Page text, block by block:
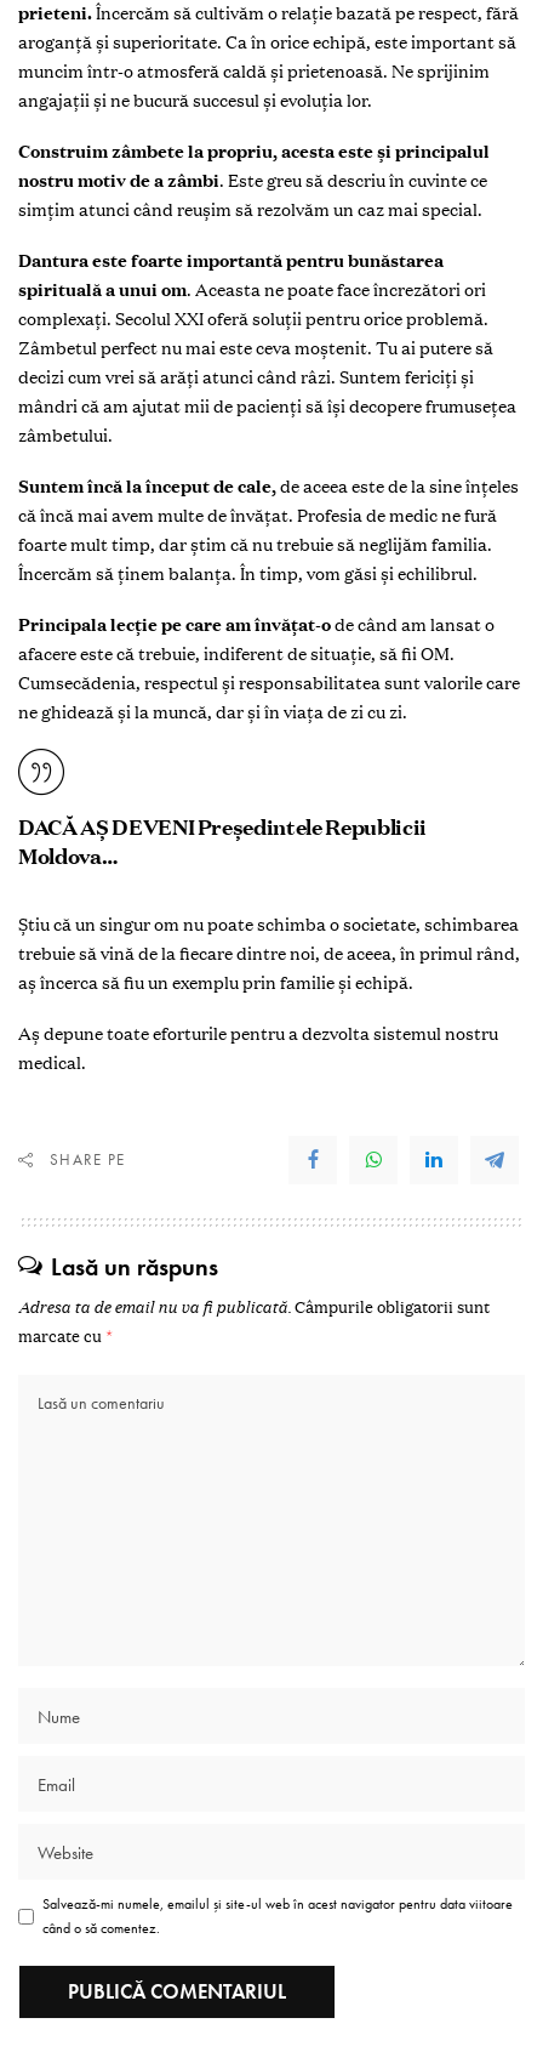
prieteni.Încercăm să cultivăm o relație bazată pe respect, fără
aroganță și superioritate. Ca în orice echipă, este important să
muncim într-o atmosferă caldă și prietenoasă. Ne sprijinim
angajații și ne bucură succesul și evoluția lor.
Construim zâmbete la propriu, acesta este și principalul
nostru motiv de a zâmbi. Este greu să descriu în cuvinte ce
simțim atunci când reușim să rezolvăm un caz mai special.
Dantura este foarte importantă pentru bunăstarea
spirituală a unui om. Aceasta ne poate face încrezători ori
complexați. Secolul XXI oferă soluții pentru orice problemă.
Zâmbetul perfect nu mai este ceva moștenit. Tu ai putere să
decizi cum vrei să arăți atunci când râzi. Suntem fericiți și
mândri că am ajutat mii de pacienți să își decopere frumusețea
zâmbetului.
Suntem încă la început de cale,de aceea este de la sine înțeles
că încă mai avem multe de învățat. Profesia de medic ne fură
foarte mult timp, dar știm că nu trebuie să neglijăm familia.
Încercăm să ținem balanța. În timp, vom găsi și echilibrul.
Principala lecție pe care am învățat-ode când am lansat o
afacere este că trebuie, indiferent de situație, să fii OM.
Cumsecădenia, respectul și responsabilitatea sunt valorile care
ne ghidează și la muncă, dar și în viața de zi cu zi.
DACĂ AȘ DEVENI Președintele Republicii
Moldova…
Știu că un singur om nu poate schimba o societate, schimbarea
trebuie să vină de la fiecare dintre noi, de aceea, în primul rând,
aș încerca să fiu un exemplu prin familie și echipă.
Aș depune toate eforturile pentru a dezvolta sistemul nostru
medical.
SHARE PE
Lasă un răspuns
Adresa ta de email nu va fi publicată.Câmpurile obligatorii sunt
marcate cu *
Salvează-mi numele, emailul și site-ul web în acest navigator pentru data viitoare
când o să comentez.